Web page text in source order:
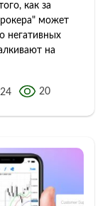
как за
может
негативных
на
20